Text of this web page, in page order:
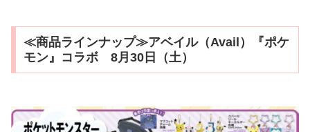
≪商品ラインナップ≫アベイル（Avail）『ポケ
モン』コラボ 8月30日（土）